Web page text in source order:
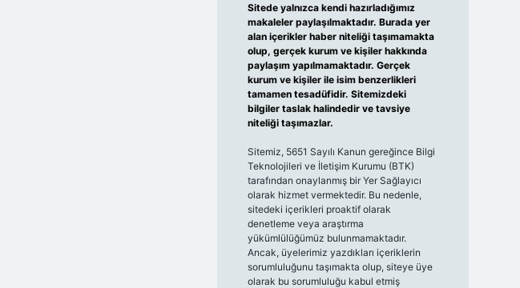
Sitede yalnızca kendi hazırladığımız
makaleler paylaşılmaktadır. Burada yer
alan içerikler haber niteliği taşımamakta
olup, gerçek kurum ve kişiler hakkında
paylaşım yapılmamaktadır. Gerçek
kurum ve kişiler ile isim benzerlikleri
tamamen tesadüfidir. Sitemizdeki
bilgiler taslak halindedir ve tavsiye
niteliği taşımazlar.
Sitemiz, 5651 Sayılı Kanun gereğince Bilgi
Teknolojileri ve İletişim Kurumu (BTK)
tarafından onaylanmış bir Yer Sağlayıcı
olarak hizmet vermektedir. Bu nedenle,
sitedeki içerikleri proaktif olarak
denetleme veya araştırma
yükümlülüğümüz bulunmamaktadır.
Ancak, üyelerimiz yazdıkları içeriklerin
sorumluluğunu taşımakta olup, siteye üye
olarak bu sorumluluğu kabul etmiş